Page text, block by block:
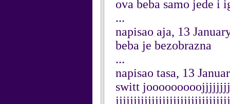
ova beba samo jede i
...
napisao aja, 13
beba je bezobrazna
...
napisao tasa, 13
switt